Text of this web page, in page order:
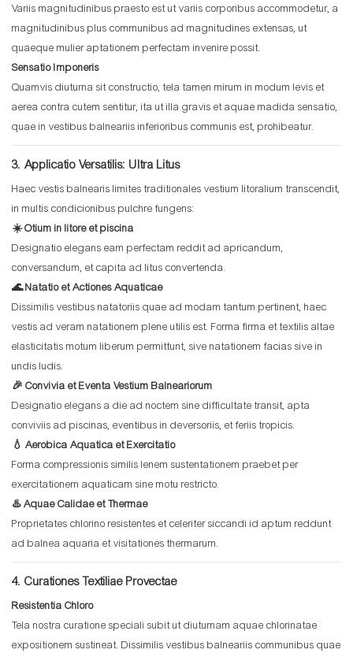
Variis magnitudinibus praesto est ut variis corporibus accommodetur, a
magnitudinibus plus communibus ad magnitudines extensas, ut
quaeque mulier aptationem perfectam invenire possit.
Sensatio Imponeris
Quamvis diuturna sit constructio, tela tamen mirum in modum levis et
aerea contra cutem sentitur, ita ut illa gravis et aquae madida sensatio,
quae in vestibus balneariis inferioribus communis est, prohibeatur.
3. Applicatio Versatilis: Ultra Litus
Haec vestis balnearis limites traditionales vestium litoralium transcendit,
in multis condicionibus pulchre fungens:
☀️ Otium in litore et piscina
Designatio elegans eam perfectam reddit ad apricandum,
conversandum, et capita ad litus convertenda.
🌊 Natatio et Actiones Aquaticae
Dissimilis vestibus natatoriis quae ad modam tantum pertinent, haec
vestis ad veram natationem plene utilis est. Forma firma et textilis altae
elasticitatis motum liberum permittunt, sive natationem facias sive in
undis ludis.
🎉 Convivia et Eventa Vestium Balneariorum
Designatio elegans a die ad noctem sine difficultate transit, apta
conviviis ad piscinas, eventibus in deversoriis, et feriis tropicis.
💧 Aerobica Aquatica et Exercitatio
Forma compressionis similis lenem sustentationem praebet per
exercitationem aquaticam sine motu restricto.
♨️ Aquae Calidae et Thermae
Proprietates chlorino resistentes et celeriter siccandi id aptum reddunt
ad balnea aquaria et visitationes thermarum.
4. Curationes Textiliae Provectae
Resistentia Chloro
Tela nostra curatione speciali subit ut diuturnam aquae chlorinatae
expositionem sustineat. Dissimilis vestibus balneariis communibus quae